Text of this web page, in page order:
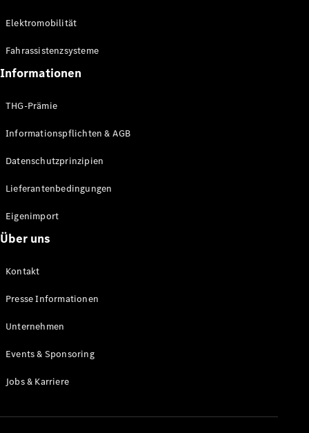
Elektromobilität
Fahrassistenzsysteme
Informationen
THG-Prämie
Informationspflichten & AGB
Datenschutzprinzipien
Lieferantenbedingungen
Eigenimport
Über uns
Kontakt
Presse Informationen
Unternehmen
Events & Sponsoring
Jobs & Karriere